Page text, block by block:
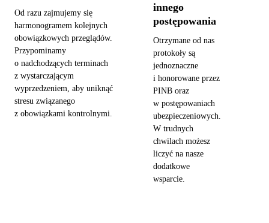
Od razu zajmujemy się
harmonogramem kolejnych
obowiązkowych przeglądów.
Przypominamy
o nadchodzących terminach
z wystarczającym
wyprzedzeniem, aby uniknąć
stresu związanego
z obowiązkami kontrolnymi.
innego
postępowania
Otrzymane od nas
protokoły są
jednoznaczne
i honorowane przez
PINB oraz
w postępowaniach
ubezpieczeniowych.
W trudnych
chwilach możesz
liczyć na nasze
dodatkowe
wsparcie.